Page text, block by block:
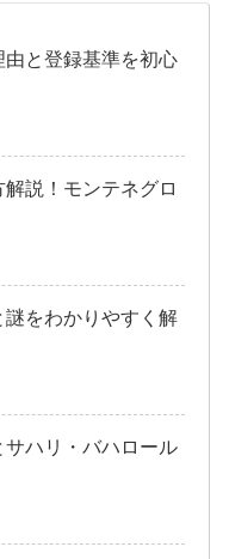
と登録基準を初心
説！モンテネグロ
をわかりやすく解
ハリ・バハロール